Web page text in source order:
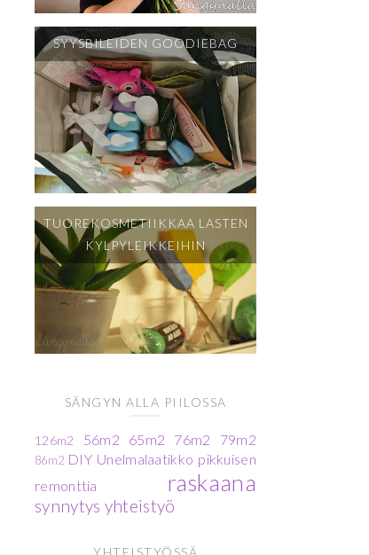
SYYSBILEIDEN GOODIEBAG
TUOREKOSMETIIKKAA LASTEN
KYLPYLEIKKEIHIN
SÄNGYN ALLA PIILOSSA
126m2 56m2 65m2 76m2 79m2
86m2 DIY Unelmalaatikko pikkuisen
remonttia
raskaana
synnytys yhteistyö